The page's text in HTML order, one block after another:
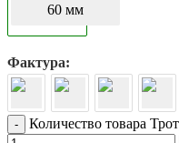
60 мм
Фактура
- Количество товара